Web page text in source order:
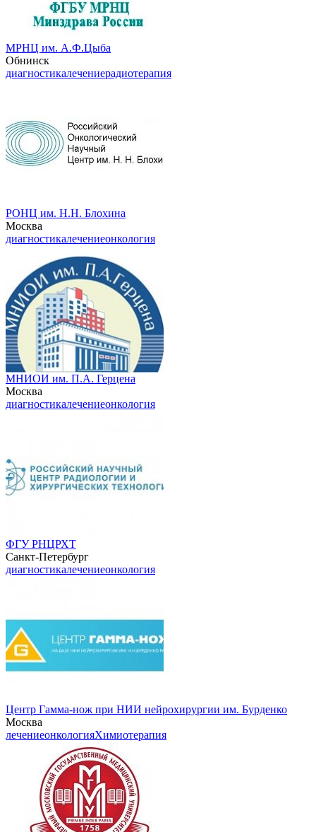
МРНЦ им. А.Ф.Цыба
Обнинск
диагностикалечениерадиотерапия
РОНЦ им. Н.Н. Блохина
Москва
диагностикалечениеонкология
МНИОИ им. П.А. Герцена
Москва
диагностикалечениеонкология
ФГУ РНЦРХТ
Санкт-Петербург
диагностикалечениеонкология
Центр Гамма-нож при НИИ нейрохирургии им. Бурденко
Москва
лечениеонкологияХимиотерапия